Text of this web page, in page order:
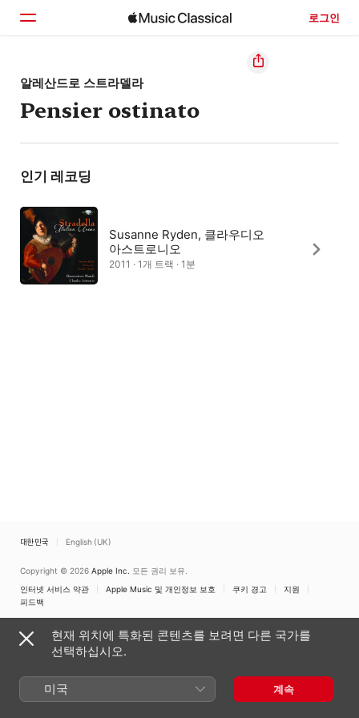
로그인
홈
둘러보기
검색
알레산드로 스트라델라
Pensier ostinato
인기 레코딩
Susanne Ryden, 클라우디오
아스트로니오
2011 · 1개 트랙 · 1분
대한민국 English (UK)
Copyright © 2026 Apple Inc. 모든 권리 보유.
인터넷 서비스 약관
Apple Music 및 개인정보 보호 쿠키 경고
지원
피드백
현재 위치에 특화된 콘텐츠를 보려면 다른 국가를
선택하십시오.
미국 계속